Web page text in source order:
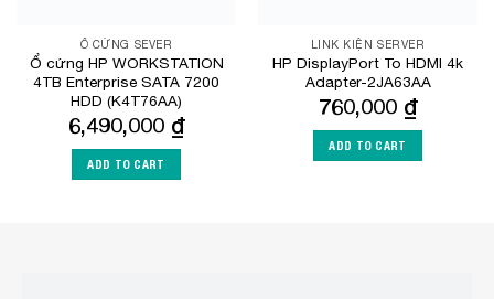
Ổ CỨNG SEVER
Ổ cứng HP WORKSTATION
4TB Enterprise SATA 7200
HDD (K4T76AA)
6,490,000 ₫
ADD TO CART
LINK KIỆN SERVER
HP DisplayPort To HDMI 4k
Adapter-2JA63AA
760,000 ₫
ADD TO CART